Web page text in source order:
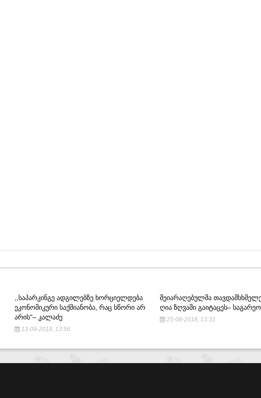
,,ᲡᲐᲞᲐᲠᲙᲘᲜᲒᲔ ᲐᲓᲒᲘᲚᲔᲑᲖᲔ ᲮᲝᲠᲪᲘᲔᲚᲓᲔᲑᲐ
ᲔᲙᲝᲜᲝᲛᲘᲙᲣᲠᲘ ᲡᲐᲥᲛᲘᲐᲜᲝᲑᲐ, ᲠᲐᲪ ᲡᲬᲝᲠᲘ ᲐᲠ
ᲐᲠᲘᲡ"– ᲙᲐᲚᲐᲫᲔ
13-09-2018, 13:56
ᲨᲔᲘᲐᲠᲐᲦᲔᲑᲣᲚᲛᲐ
ᲦᲘᲐ ᲖᲦᲕᲐᲨᲘ ᲒᲐᲘᲢᲐᲪᲔᲡ– ᲡᲐᲒᲐᲠᲔᲝ
25-08-2018, 13:31